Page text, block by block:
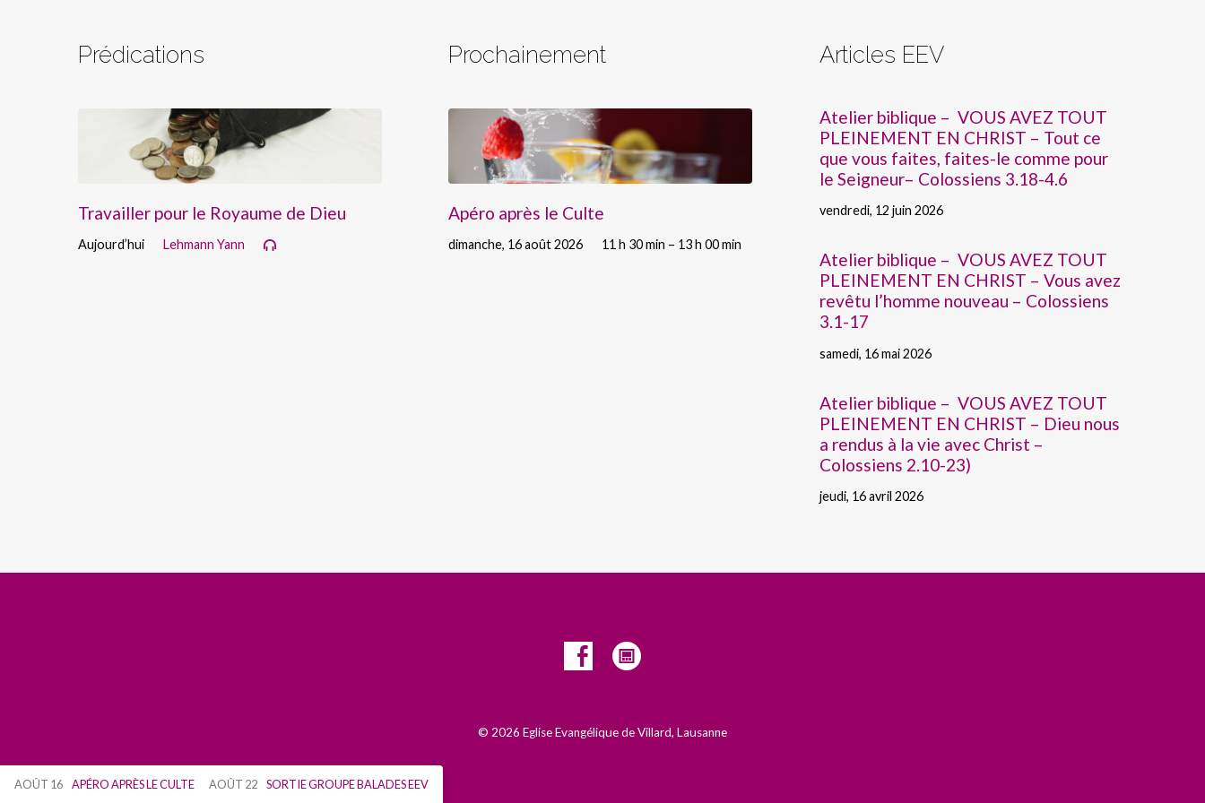
Prédications
Travailler pour le Royaume de Dieu
Aujourd’hui Lehmann Yann
Prochainement
Apéro après le Culte
dimanche, 16 août 2026 11 h 30 min – 13 h 00 min
Articles EEV
Atelier biblique – VOUS AVEZ TOUT
PLEINEMENT EN CHRIST – Tout ce
que vous faites, faites-le comme pour
le Seigneur– Colossiens 3.18-4.6
vendredi, 12 juin 2026
Atelier biblique – VOUS AVEZ TOUT
PLEINEMENT EN CHRIST – Vous avez
revêtu l’homme nouveau – Colossiens
3.1-17
samedi, 16 mai 2026
Atelier biblique – VOUS AVEZ TOUT
PLEINEMENT EN CHRIST – Dieu nous
a rendus à la vie avec Christ –
Colossiens 2.10-23)
jeudi, 16 avril 2026
© 2026 Eglise Evangélique de Villard, Lausanne
AOÛT 16 APÉRO APRÈS LE CULTE AOÛT 22 SORTIE GROUPE BALADES EEV